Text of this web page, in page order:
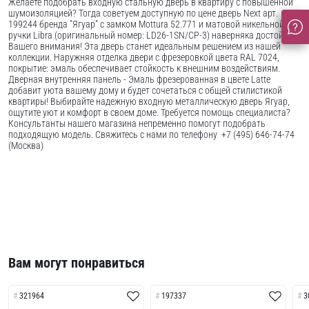
шумоизоляцией? Тогда советуем доступную по цене дверь Next арт.
199244 бренда "Ягуар" с замком Mottura 52.771 и матовой никельной
ручки Libra (оригинальный номер: LD26-1SN/CP-3) наверняка достойна
Вашего внимания! Эта дверь станет идеальным решением из нашей
коллекции. Наружняя отделка двери с фрезеровкой цвета RAL 7024,
покрытие: эмаль обеспечивает стойкость к внешним воздействиям.
Дверная внутренняя панель - Эмаль фрезерованная в цвете Latte
добавит уюта вашему дому и будет сочетаться с общей стилистикой
квартиры! Выбирайте надежную входную металлическую дверь Ягуар,
ощутите уют и комфорт в своем доме. Требуется помощь специалиста?
Консультанты нашего магазина непременно помогут подобрать
подходящую модель. Свяжитесь с нами по телефону +7 (495) 646-74-74
(Москва)
Вам могут понравиться
321964 197337